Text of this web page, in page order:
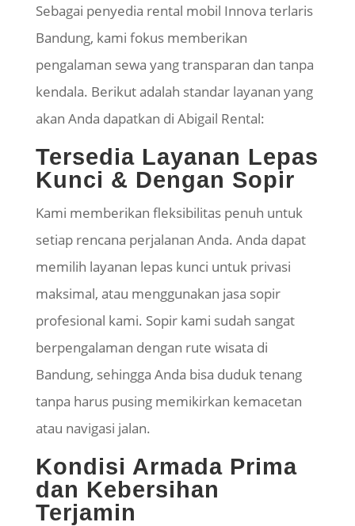
Sebagai penyedia rental mobil Innova terlaris
Bandung, kami fokus memberikan
pengalaman sewa yang transparan dan tanpa
kendala. Berikut adalah standar layanan yang
akan Anda dapatkan di Abigail Rental:
Tersedia Layanan Lepas
Kunci & Dengan Sopir
Kami memberikan fleksibilitas penuh untuk
setiap rencana perjalanan Anda. Anda dapat
memilih layanan lepas kunci untuk privasi
maksimal, atau menggunakan jasa sopir
profesional kami. Sopir kami sudah sangat
berpengalaman dengan rute wisata di
Bandung, sehingga Anda bisa duduk tenang
tanpa harus pusing memikirkan kemacetan
atau navigasi jalan.
Kondisi Armada Prima
dan Kebersihan
Terjamin